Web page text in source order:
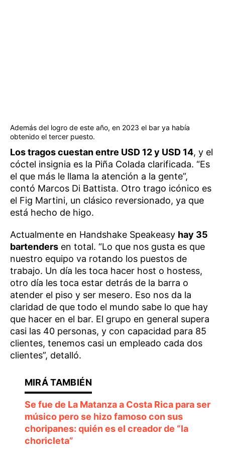
Además del logro de este año, en 2023 el bar ya había
obtenido el tercer puesto.
Los tragos cuestan entre USD 12 y USD 14, y el
cóctel insignia es la Piña Colada clarificada. “Es
el que más le llama la atención a la gente”,
contó Marcos Di Battista. Otro trago icónico es
el Fig Martini, un clásico reversionado, ya que
está hecho de higo.
Actualmente en Handshake Speakeasy hay 35
bartenders en total. “Lo que nos gusta es que
nuestro equipo va rotando los puestos de
trabajo. Un día les toca hacer host o hostess,
otro día les toca estar detrás de la barra o
atender el piso y ser mesero. Eso nos da la
claridad de que todo el mundo sabe lo que hay
que hacer en el bar. El grupo en general supera
casi las 40 personas, y con capacidad para 85
clientes, tenemos casi un empleado cada dos
clientes”, detalló.
Se fue de La Matanza a Costa Rica para ser
músico pero se hizo famoso con sus
choripanes: quién es el creador de “la
choricleta”